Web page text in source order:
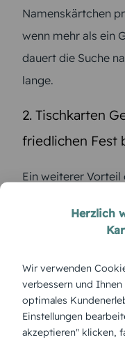
Namenskärtchen
wenn mehr als ein
dauert die Suche
lange.
2. Tischkarten
friedlichen Fest
Ein weiterer
dadurch die Gäste
auseinander. Auch
sollten, wenn kein
nicht am gleichen
dürfen es sich
Herzlich
Wir verwenden
verbessern und
optimales
Einstellungen
akzeptieren" klicken,